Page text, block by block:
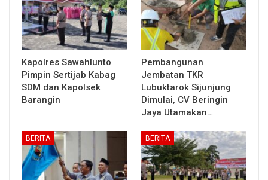
Kapolres Sawahlunto
Pimpin Sertijab Kabag
SDM dan Kapolsek
Barangin
Pembangunan
Jembatan TKR
Lubuktarok Sijunjung
Dimulai, CV Beringin
Jaya Utamakan…
BERITA BERITA